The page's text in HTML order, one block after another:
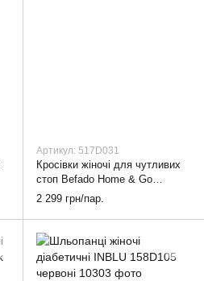
Артикул: 517D031
Кросівки жіночі для чутливих
стоп Befado Home & Go
517D031 бежеві, 36
2 299 грн/пар.